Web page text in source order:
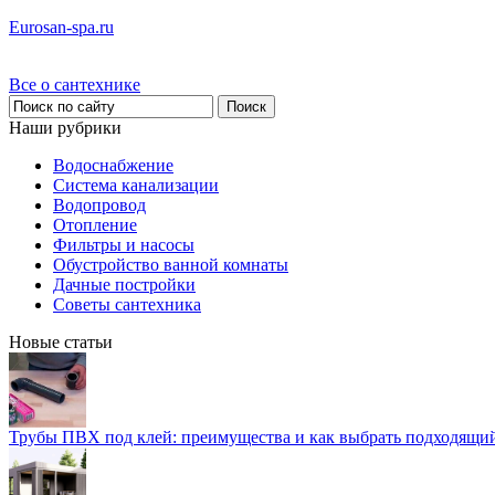
Eurosan-spa.ru
Все о сантехнике
Наши рубрики
Водоснабжение
Система канализации
Водопровод
Отопление
Фильтры и насосы
Обустройство ванной комнаты
Дачные постройки
Советы сантехника
Новые статьи
Трубы ПВХ под клей: преимущества и как выбрать